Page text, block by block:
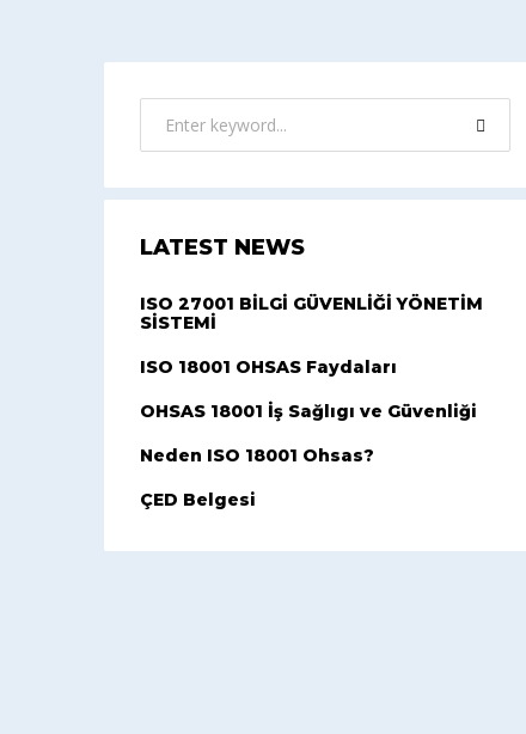
LATEST NEWS
ISO 27001 BİLGİ GÜVENLİĞİ YÖNETİM
SİSTEMİ
ISO 18001 OHSAS Faydaları
OHSAS 18001 İş Sağlıgı ve Güvenliği
Neden ISO 18001 Ohsas?
ÇED Belgesi